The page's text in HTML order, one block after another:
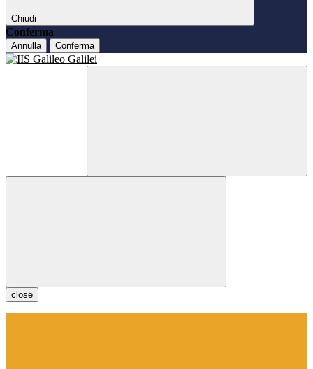
Chiudi
Conferma
Annulla Conferma
close